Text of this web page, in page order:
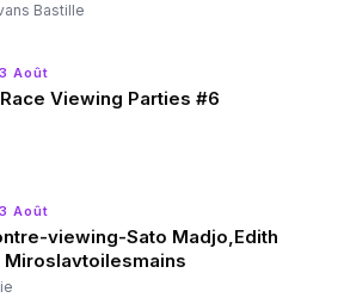
Bastille
Août
Viewing Parties #6
Août
viewing-Sato Madjo,Edith
Miroslavtoilesmains